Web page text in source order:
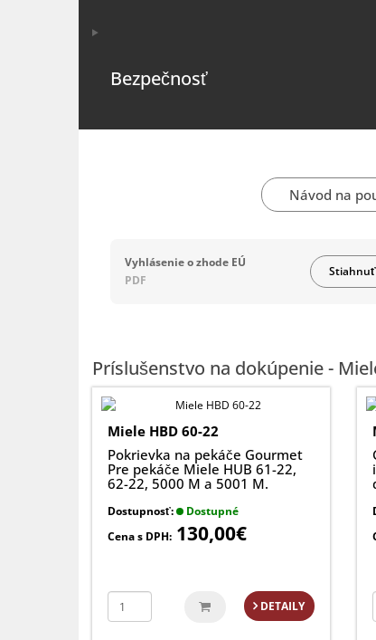
Bezpečnosť
Návod na
Vyhlásenie o zhode EÚ
PDF
Stiahnuť
Príslušenstvo na dokúpenie -
Miele HBD 60-22
Pokrievka na pekáče Gourmet
Pre pekáče Miele HUB 61-22,
62-22, 5000 M a 5001 M.
Dostupnosť:
Dostupné
Cena s DPH: 130,00€
DETAILY